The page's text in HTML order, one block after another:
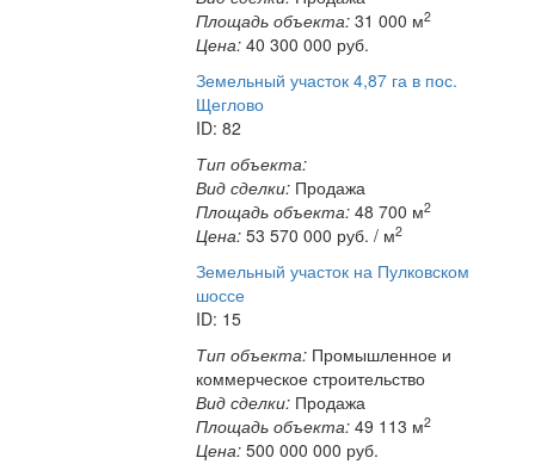
Площадь объекта: 31 000 м2
Цена:40 300 000 руб.
Земельный участок 4,87 га в пос.
Щеглово
ID: 82
Тип объекта:
Вид сделки: Продажа
Площадь объекта: 48 700 м2
Цена:53 570 000 руб. / м2
Земельный участок на Пулковском
шоссе
ID: 15
Тип объекта: Промышленное и
коммерческое строительство
Вид сделки: Продажа
Площадь объекта: 49 113 м2
Цена:500 000 000 руб.